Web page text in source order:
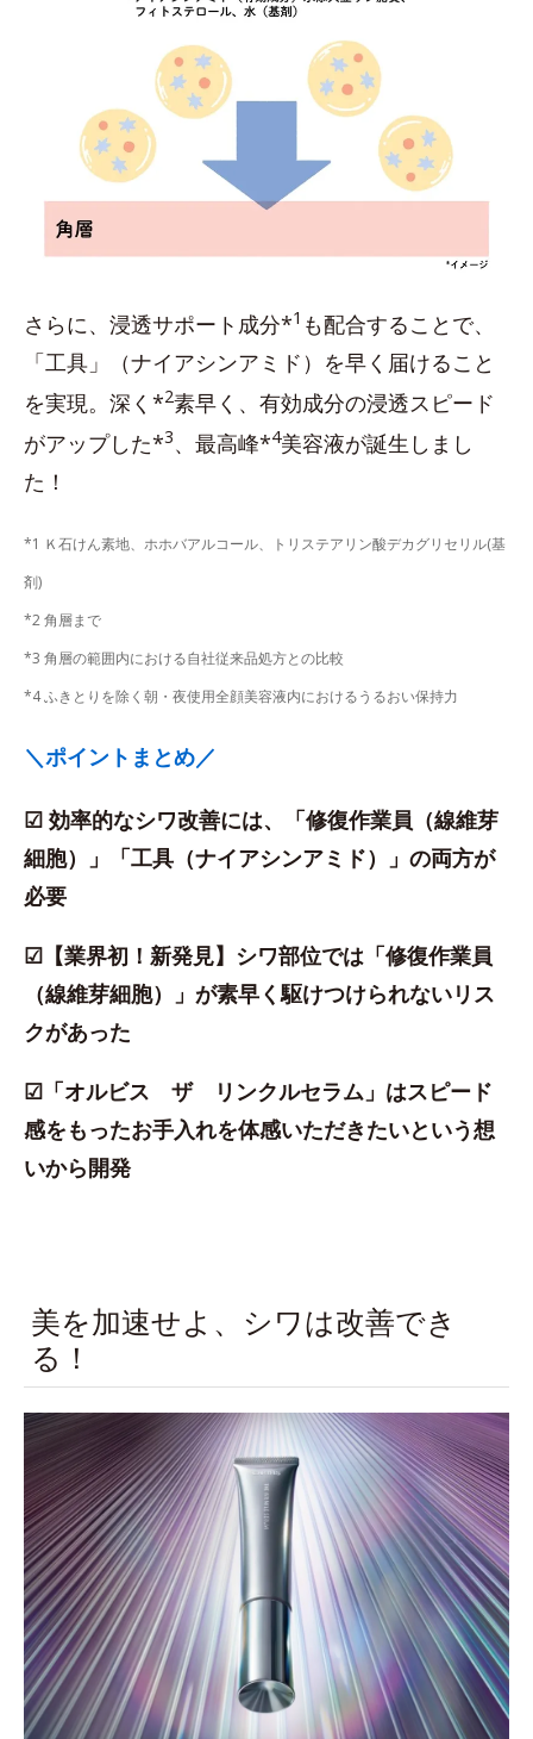
さらに、浸透サポート成分*1 も配合することで、
「工具」（ナイアシンアミド）を早く届けること
を実現。深く*2素早く、有効成分の浸透スピード
がアップした*3、最高峰*4美容液が誕生しまし
た！
*1 Ｋ石けん素地、ホホバアルコール、トリステアリン酸デカグリセリル(基
剤)
*2 角層まで
*3 角層の範囲内における自社従来品処方との比較
*4 ふきとりを除く朝・夜使用全顔美容液内におけるうるおい保持力
＼ポイントまとめ／
☑ 効率的なシワ改善には、「修復作業員（線維芽
細胞）」「工具（ナイアシンアミド）」の両方が
必要
☑【業界初！新発見】シワ部位では「修復作業員
（線維芽細胞）」が素早く駆けつけられないリス
クがあった
☑「オルビス ザ リンクルセラム」はスピード
感をもったお手入れを体感いただきたいという想
いから開発
美を加速せよ、シワは改善でき
る！